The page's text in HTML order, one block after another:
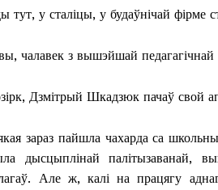
у сталіцы, у будаўнічай фірме
чалавек з вышэйшай педагагічнай
Дзмітрый Шкадзюк пачаў свой
зараз пайшла чахарда са
дысцыплінай палітызаванай,
Але ж, калі на працягу